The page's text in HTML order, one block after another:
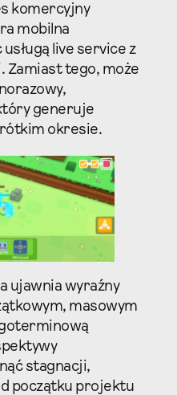
komercyjny
mobilna
live service z
Zamiast tego, może
generuje
okresie.
ujawnia wyraźny
masowym
stagnacji,
początku projektu